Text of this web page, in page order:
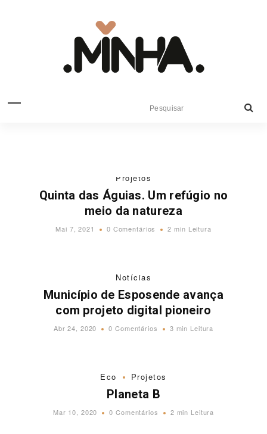
Projetos
Quinta das Águias. Um refúgio no
meio da natureza
Mai 7, 2021 0 Comentários 2 min Leitura
Notícias
Município de Esposende avança
com projeto digital pioneiro
Abr 24, 2020 0 Comentários 3 min Leitura
Eco Projetos
Planeta B
Mar 10, 2020 0 Comentários 2 min Leitura